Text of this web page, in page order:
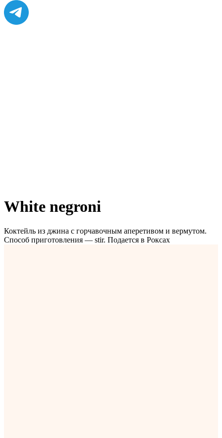
White negroni
Коктейль из джина с горчавочным аперетивом и вермутом.
Способ приготовления — stir. Подается в Роксах